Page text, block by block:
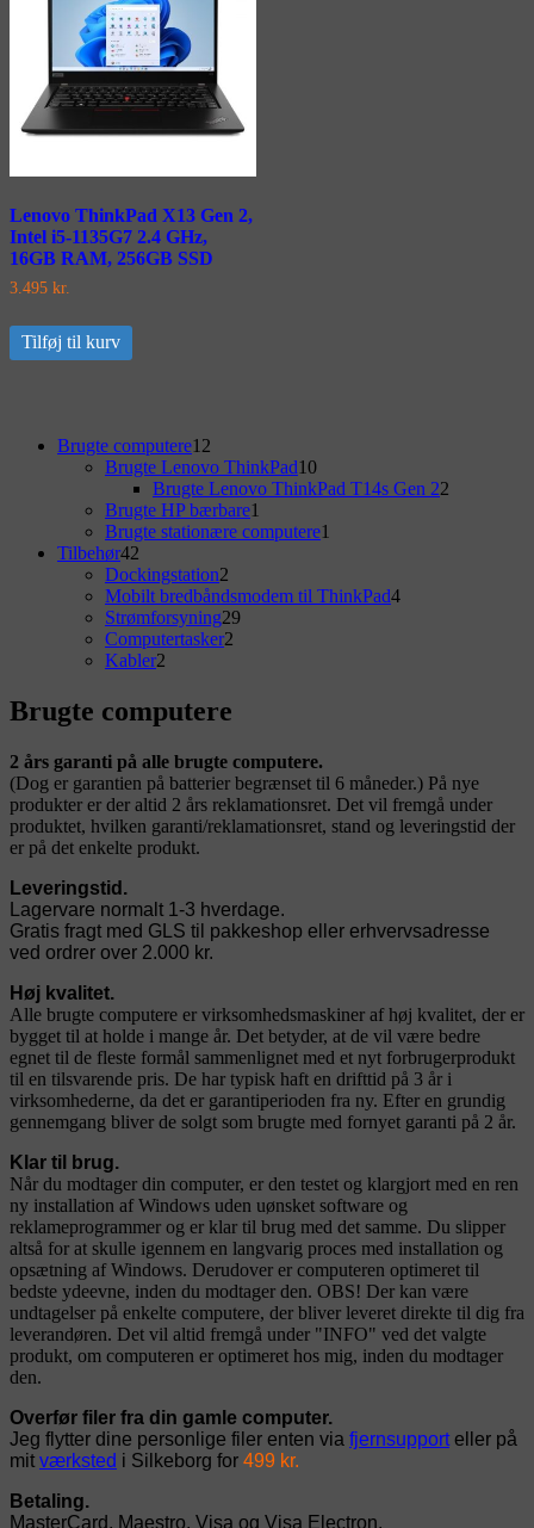
Lenovo ThinkPad X13 Gen 2,
Intel i5-1135G7 2.4 GHz,
16GB RAM, 256GB SSD
3.495 kr.
Tilføj til kurv
Primary
Sidebar
Widget
Area
Brugte computere12
varer
Brugte Lenovo ThinkPad1010
varer
Brugte Lenovo ThinkPad T14s Gen 22
Brugte HP bærbare1
vare
Brugte stationære computere1
Tilbehør42
varer
Dockingstation2
varer
Mobilt bredbåndsmodem til ThinkPad44
Strømforsyning2929
Computertasker2
Kabler2
Brugte computere
2 års garanti på alle brugte computere.
(Dog er garantien på batterier begrænset til 6 måneder.) På nye
produkter er der altid 2 års reklamationsret. Det vil fremgå under
produktet, hvilken garanti/reklamationsret, stand og leveringstid der
er på det enkelte produkt.
Leveringstid.
Lagervare normalt 1-3 hverdage.
Gratis fragt med GLS til pakkeshop eller erhvervsadresse
ved ordrer over 2.000 kr.
Høj kvalitet.
Alle brugte computere er virksomhedsmaskiner af høj kvalitet, der er
bygget til at holde i mange år. Det betyder, at de vil være bedre
egnet til de fleste formål sammenlignet med et nyt forbrugerprodukt
til en tilsvarende pris. De har typisk haft en drifttid på 3 år i
virksomhederne, da det er garantiperioden fra ny. Efter en grundig
gennemgang bliver de solgt som brugte med fornyet garanti på 2 år.
Klar til brug.
Når du modtager din computer, er den testet og klargjort med en ren
ny installation af Windows uden uønsket software og
reklameprogrammer og er klar til brug med det samme. Du slipper
altså for at skulle igennem en langvarig proces med installation og
opsætning af Windows. Derudover er computeren optimeret til
bedste ydeevne, inden du modtager den. OBS! Der kan være
undtagelser på enkelte computere, der bliver leveret direkte til dig fra
leverandøren. Det vil altid fremgå under "INFO" ved det valgte
produkt, om computeren er optimeret hos mig, inden du modtager
den.
Overfør filer fra din gamle computer.
Jeg flytter dine personlige filer enten via fjernsupporteller på
mit værksted i Silkeborg for 499 kr.
Betaling.
MasterCard, Maestro, Visa og Visa Electron.